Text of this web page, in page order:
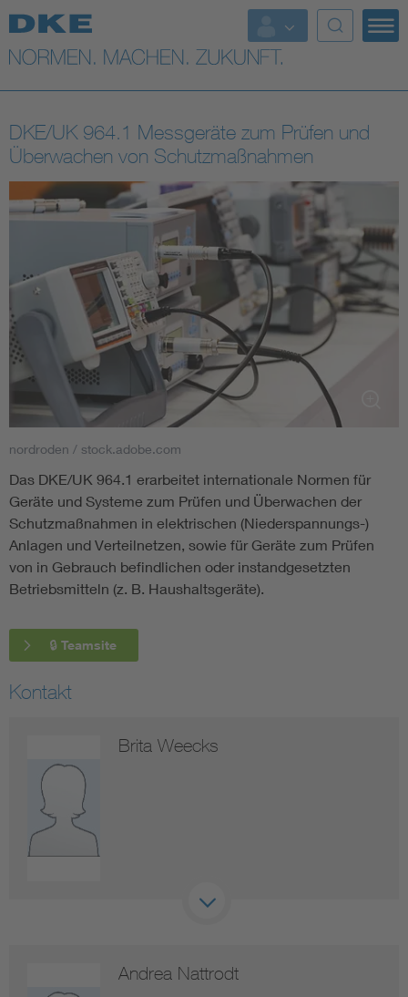
Top-Themen
VDE Fokusthemen
Digital Security
Energy
Industry
Living
Mobility
Smart Cities
DKE Fachinformationen im Kontext der Normung
Blitzschutz: DIN EN 62305 in der Übersicht
Circular Economy für mehr Ressourceneffizienz
Cybersecurity in der Industrieautomatisierung
DIN VDE 0100 für sichere Elektroinstallationen
Elektrofachkraft (EFK)
DKE/UK 964.1 Messgeräte zum Prüfen und
Überwachen von Schutzmaßnahmen
nordroden / stock.adobe.com
Das DKE/UK 964.1 erarbeitet internationale Normen für
Geräte und Systeme zum Prüfen und Überwachen der
Schutzmaßnahmen in elektrischen (Niederspannungs-)
Anlagen und Verteilnetzen, sowie für Geräte zum Prüfen
von in Gebrauch befindlichen oder instandgesetzten
Betriebsmitteln (z. B. Haushaltsgeräte).
🔒 Teamsite
Kontakt
Brita Weecks
Andrea Nattrodt